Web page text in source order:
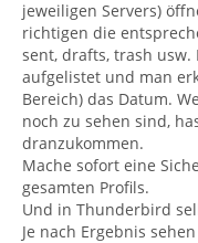
jeweiligen Servers)
richtigen die
sent, drafts, trash
aufgelistet und man
Bereich) das Datum.
noch zu sehen sind,
dranzukommen.
Mache sofort eine
gesamten Profils.
Und in Thunderbird
Je nach Ergebnis